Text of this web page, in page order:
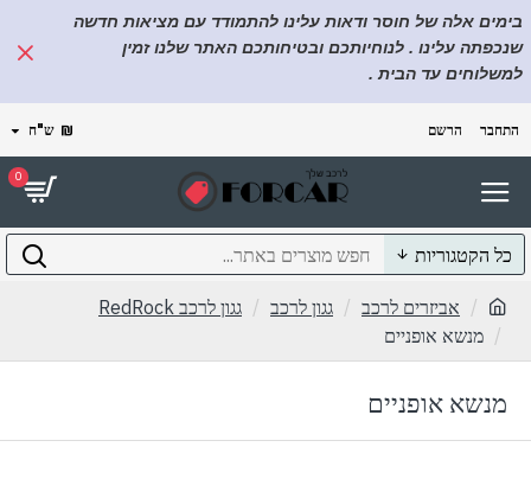
בימים אלה של חוסר ודאות עלינו להתמודד עם מציאות חדשה
שנכפתה עלינו . לנוחיותכם ובטיחותכם האתר שלנו זמין
למשלוחים עד הבית .
התחבר הרשם ₪ ש"ח
0
כל הקטגוריות
אביזרים לרכב גגון לרכב
גגון לרכב RedRock
מנשא אופניים
מנשא אופניים